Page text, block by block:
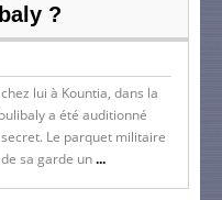
?
lui à Kountia, dans la
a été auditionné
Le parquet militaire
sa garde un...